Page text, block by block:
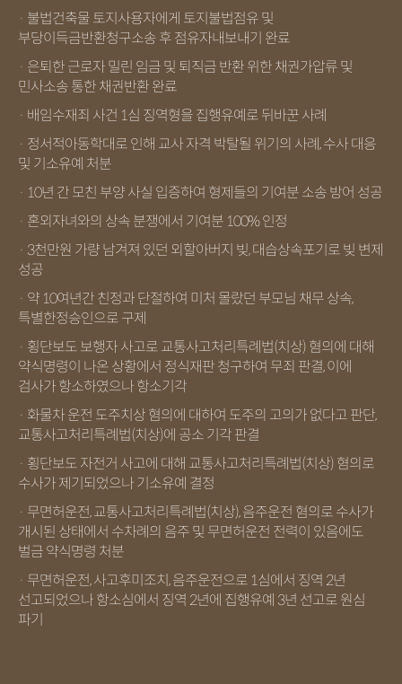
· 불법건축물 토지사용자에게 토지불법점유 및
부당이득금반환청구소송 후 점유자내보내기 완료
· 은퇴한 근로자 밀린 임금 및 퇴직금 반환 위한 채권가압류 및
민사소송 통한 채권반환 완료
· 배임수재죄 사건 1심 징역형을 집행유예로 뒤바꾼 사례
· 정서적아동학대로 인해 교사 자격 박탈될 위기의 사례, 수사 대응
및 기소유예 처분
· 10년 간 모친 부양 사실 입증하여 형제들의 기여분 소송 방어 성공
· 혼외자녀와의 상속 분쟁에서 기여분 100% 인정
· 3천만원 가량 남겨져 있던 외할아버지 빚, 대습상속포기로 빚 변제
성공
· 약 10여년간 친정과 단절하여 미처 몰랐던 부모님 채무 상속,
특별한정승인으로 구제
· 횡단보도 보행자 사고로 교통사고처리특례법(치상) 혐의에 대해
약식명령이 나온 상황에서 정식재판 청구하여 무죄 판결, 이에
검사가 항소하였으나 항소기각
· 화물차 운전 도주치상 혐의에 대하여 도주의 고의가 없다고 판단,
교통사고처리특례법(치상)에 공소 기각 판결
· 횡단보도 자전거 사고에 대해 교통사고처리특례법(치상) 혐의로
수사가 제기되었으나 기소유예 결정
· 무면허운전, 교통사고처리특례법(치상), 음주운전 혐의로 수사가
개시된 상태에서 수차례의 음주 및 무면허운전 전력이 있음에도
벌금 약식명령 처분
· 무면허운전, 사고후미조치, 음주운전으로 1심에서 징역 2년
선고되었으나 항소심에서 징역 2년에 집행유예 3년 선고로 원심
파기